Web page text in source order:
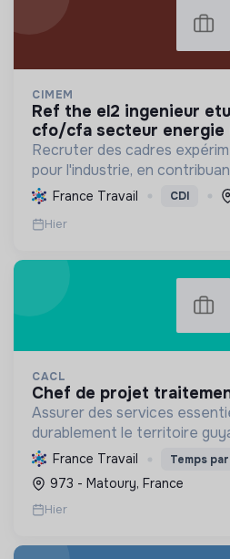
CIMEM
ref the el2 ingenieur etudes electricite
cfo/cfa secteur
Recruter des cadres
pour l'industrie, en
énergétique, la
développement de solutions
des projets clés.
France Travail CDI
Hier
CACL
chef de projet
Assurer des services
durablement le territoire
gestion des ressources et en
transition écologique et
France Travail Temps
973 - Matoury, France
Hier